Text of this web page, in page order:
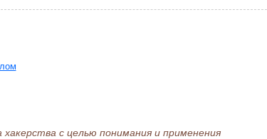
с целью понимания и применения